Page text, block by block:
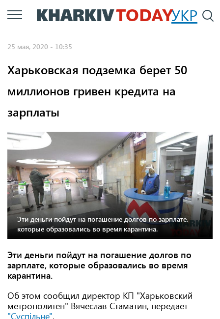
Перейти
к
УКР
25 мая, 2020 - 10:35
Харьковская подземка берет 50
миллионов гривен кредита на
зарплаты
Эти деньги пойдут на погашение долгов по зарплате,
которые образовались во время карантина.
Эти деньги пойдут на погашение долгов по
зарплате, которые образовались во время
карантина.
Об этом сообщил директор КП "Харьковский
метрополитен" Вячеслав Стаматин, передает
"Суспільне".